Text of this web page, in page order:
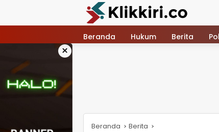
konten
Beranda Hukum Berita
×
Beranda Berita